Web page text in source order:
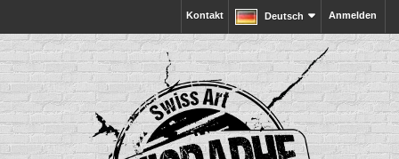
Anmelden
Deutsch
Kontakt